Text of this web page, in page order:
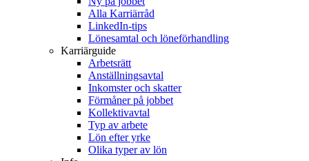
Alla Karriärråd
LinkedIn-tips
Lönesamtal och löneförhandling
Karriärguide
Arbetsrätt
Anställningsavtal
Inkomster och skatter
Förmåner på jobbet
Kollektivavtal
Typ av arbete
Lön efter yrke
Olika typer av lön